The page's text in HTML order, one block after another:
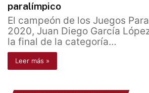
paralímpico
El campeón de los Juegos
2020, Juan Diego García
la final de la categoría…
Leer más »